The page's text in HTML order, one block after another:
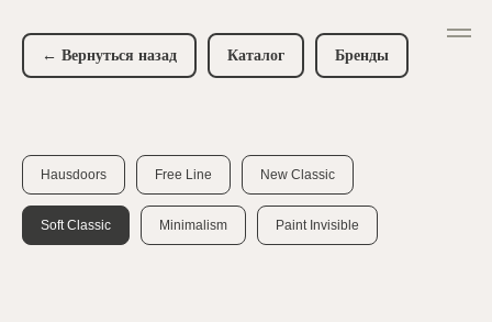
← Вернуться назад Каталог Бренды
Hausdoors Free Line New Classic
Soft Classic Minimalism Paint Invisible